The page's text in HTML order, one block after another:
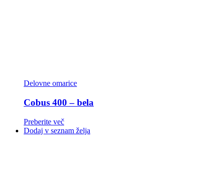
Delovne omarice
Cobus 400 – bela
Preberite več
Dodaj v seznam želja